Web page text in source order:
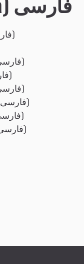
فارسی (Persiska)
Äldresupporten (persiska/فارسی)
Centrum mot våld (persiska/فارسی)
Demensteamet (persiska/فارسی)
Familjerådgivning (persiska/فارسی)
Föräldrasupporten (persiska/فارسی)
Personligt ombud (persiska/فارسی)
Råd och Stöd (RoS) (persiska/فارسی)